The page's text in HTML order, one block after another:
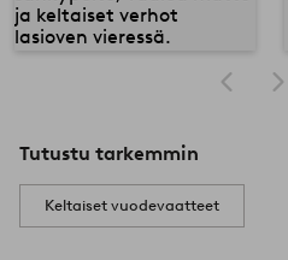
Tutustu tarkemmin
Keltaiset vuodevaatteet